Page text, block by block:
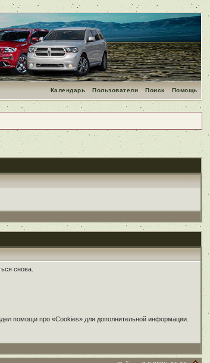
Помощь
Поиск
Пользователи
Календарь
снова.
помощи про «Cookies» для дополнительной информации.